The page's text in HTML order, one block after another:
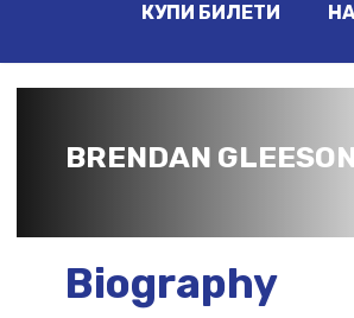
КУПИ БИЛЕТИ
BRENDAN GLEESON
Biography